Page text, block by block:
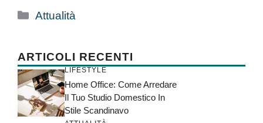
Categorie
Attualità
ARTICOLI RECENTI
LIFESTYLE
Home Office: Come Arredare
Il Tuo Studio Domestico In
Stile Scandinavo